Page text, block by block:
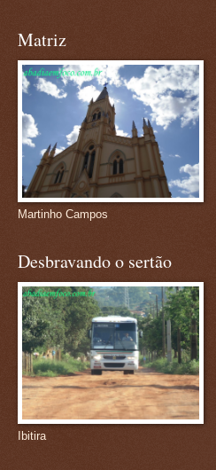
Matriz
Martinho Campos
Desbravando o sertão
Ibitira